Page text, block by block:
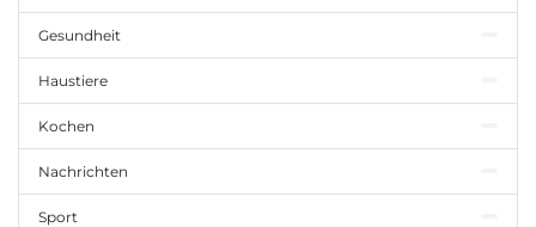
Gesundheit
Haustiere
Kochen
Nachrichten
Sport